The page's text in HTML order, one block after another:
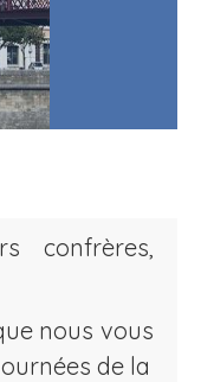
confrères,
nous vous
de la